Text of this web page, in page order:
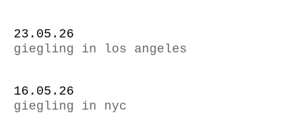
23.05.26
giegling in los angeles
16.05.26
giegling in nyc